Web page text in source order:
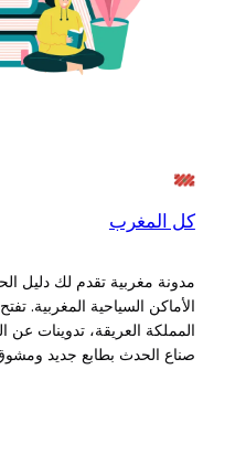
كل المغرب
مدونة مغربية تقدم لك دليل
الأماكن السياحية المغربية.
المملكة العريقة، تدوينات عن
صناع الحدث بطابع جديد